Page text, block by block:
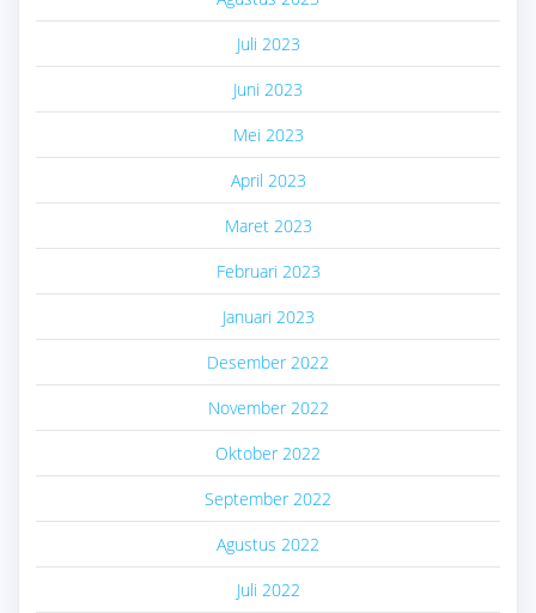
Juli 2023
Juni 2023
Mei 2023
April 2023
Maret 2023
Februari 2023
Januari 2023
Desember 2022
November 2022
Oktober 2022
September 2022
Agustus 2022
Juli 2022